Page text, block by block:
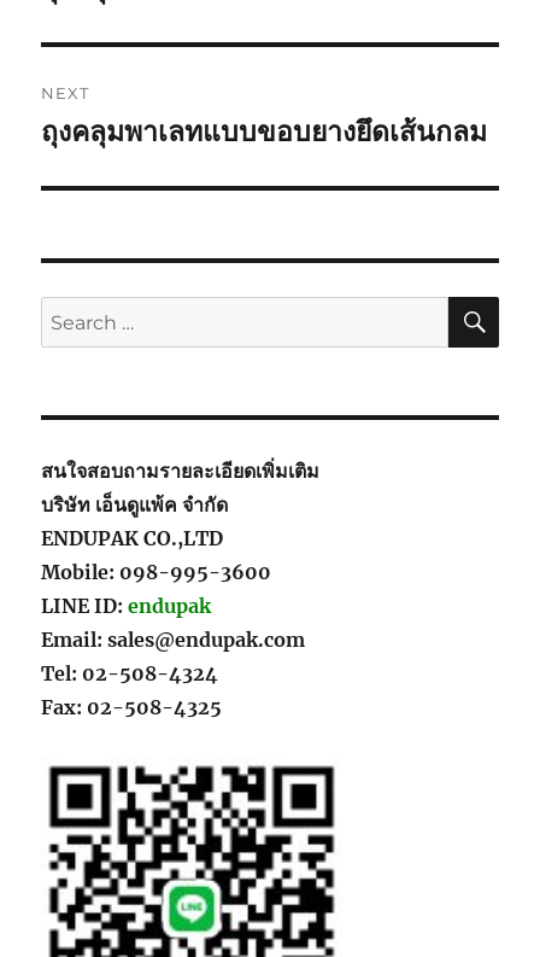
NEXT
Next
ถุงคลุมพาเลทแบบขอบยางยึดเส้นกลม
Search
for:
สนใจสอบถามรายละเอียดเพิ่มเติม
บริษัท เอ็นดูแพ้ค จำกัด
ENDUPAK CO.,LTD
Mobile: 098-995-3600
LINE ID:endupak
Email: sales@endupak.com
Tel: 02-508-4324
Fax: 02-508-4325